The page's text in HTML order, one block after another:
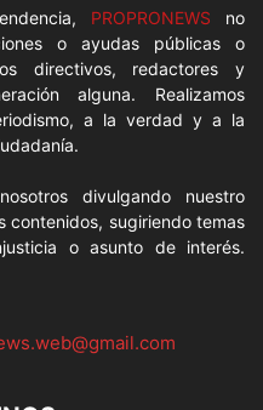
PROPRONEWS no
o ayudas públicas o
directivos, redactores y
alguna. Realizamos
a la verdad y a la
divulgando nuestro
contenidos, sugiriendo temas
o asunto de interés.